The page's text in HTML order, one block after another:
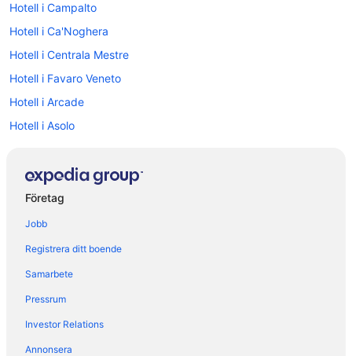
Hotell i Campalto
Hotell i Ca'Noghera
Hotell i Centrala Mestre
Hotell i Favaro Veneto
Hotell i Arcade
Hotell i Asolo
Hotell i Cittadella
Hotell i Dolo
Hotell i Fiesso d'Artico
Hotell i Mestre
Företag
Jobb
Registrera ditt boende
Samarbete
Pressrum
Investor Relations
Annonsera